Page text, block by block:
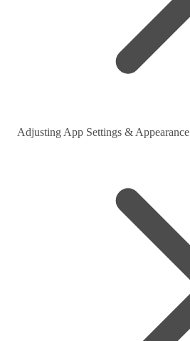
Adjusting App Settings & Appearance